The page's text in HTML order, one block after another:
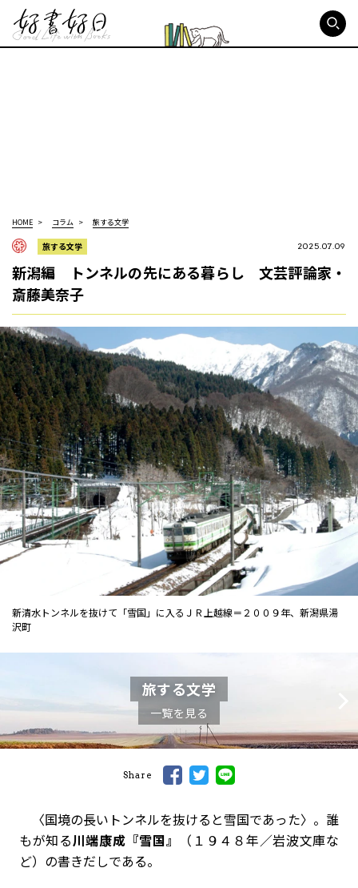
HOME コラム 旅する文学
旅する文学 2025.07.09
新潟編 トンネルの先にある暮らし 文芸評論家・
斎藤美奈子
新清水トンネルを抜けて「雪国」に入るＪＲ上越線＝２００９年、新潟県湯
沢町
旅する文学
一覧を見る
Share
〈国境の長いトンネルを抜けると雪国であった〉。誰
もが知る川端康成『雪国』
（１９４８年／岩波文庫な
ど）の書きだしである。